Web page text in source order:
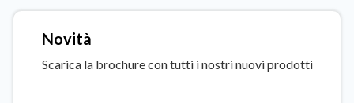
Novità
Scarica la brochure con tutti i nostri nuovi prodotti